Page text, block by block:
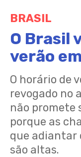
BRASIL
O Brasil
verão
O horário de
revogado no
não promete
porque as
que adiantar
são altas.